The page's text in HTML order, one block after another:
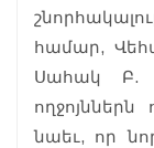
համար,
Սահակ Բ.
նաեւ, որ